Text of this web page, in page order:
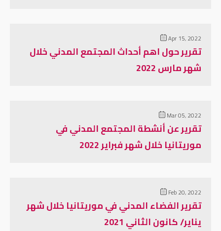
Apr 15, 2022
تقرير حول اهم أحداث المجتمع المدني خلال
شهر مارس 2022
Mar 05, 2022
تقرير عن أنشطة المجتمع المدني في
موريتانيا خلال شهر فبراير 2022
Feb 20, 2022
تقرير الفضاء المدني في موريتانيا خلال شهر
يناير/ كانون الثاني 2021